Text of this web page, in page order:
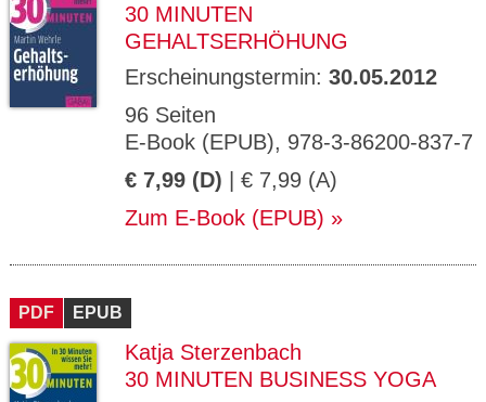
30 MINUTEN
GEHALTSERHÖHUNG
Erscheinungstermin: 30.05.2012
96 Seiten
E-Book (EPUB), 978-3-86200-837-7
€ 7,99 (D) | € 7,99 (A)
Zum E-Book (EPUB)
PDF EPUB
Katja Sterzenbach
30 MINUTEN BUSINESS YOGA